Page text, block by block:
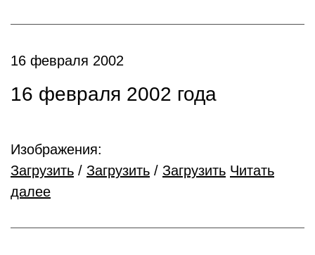
16 февраля 2002
16 февраля 2002 года
Изображения:
Загрузить / Загрузить / Загрузить Читать
далее